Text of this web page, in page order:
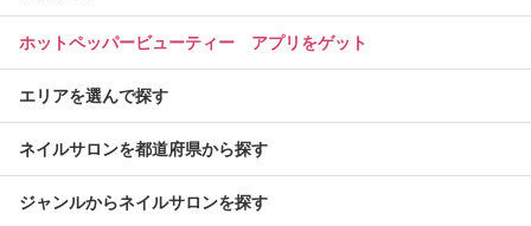
ホットペッパービューティー アプリをゲット
エリアを選んで探す
ネイルサロンを都道府県から探す
ジャンルからネイルサロンを探す